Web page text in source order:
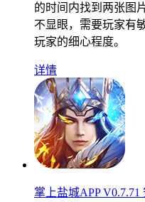
的时间内找到两张图
不显眼，需要玩家有
玩家的细心程度。
详情
掌上盐城APP V0.7.71